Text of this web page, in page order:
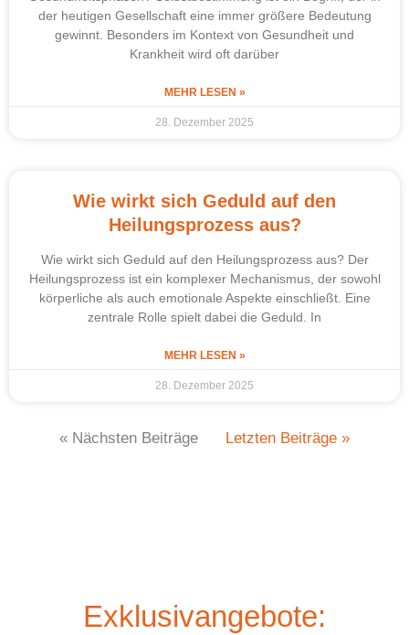
der heutigen Gesellschaft eine immer größere Bedeutung
gewinnt. Besonders im Kontext von Gesundheit und
Krankheit wird oft darüber
MEHR LESEN »
28. Dezember 2025
Wie wirkt sich Geduld auf den
Heilungsprozess aus?
Wie wirkt sich Geduld auf den Heilungsprozess aus? Der
Heilungsprozess ist ein komplexer Mechanismus, der sowohl
körperliche als auch emotionale Aspekte einschließt. Eine
zentrale Rolle spielt dabei die Geduld. In
MEHR LESEN »
28. Dezember 2025
« Nächsten Beiträge Letzten Beiträge »
Exklusivangebote: